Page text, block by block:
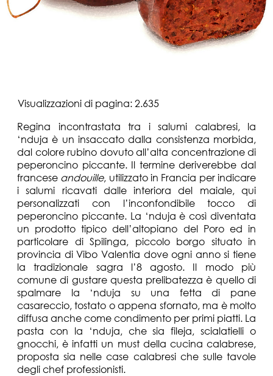
Visualizzazioni di pagina:2.635
Regina incontrastata tra i salumi calabresi, la
‘nduja è un insaccato dalla consistenza morbida,
dal colore rubino dovuto all’alta concentrazione di
peperoncino piccante. Il termine deriverebbe dal
francese andouille, utilizzato in Francia per indicare
i salumi ricavati dalle interiora del maiale, qui
personalizzati con l’inconfondibile tocco di
peperoncino piccante. La ‘nduja è così diventata
un prodotto tipico dell’altopiano del Poro ed in
particolare di Spilinga, piccolo borgo situato in
provincia di Vibo Valentia dove ogni anno si tiene
la tradizionale sagra l’8 agosto. Il modo più
comune di gustare questa prelibatezza è quello di
spalmare la ‘nduja su una fetta di pane
casareccio, tostato o appena sfornato, ma è molto
diffusa anche come condimento per primi piatti. La
pasta con la ‘nduja, che sia fileja, scialatielli o
gnocchi, è infatti un must della cucina calabrese,
proposta sia nelle case calabresi che sulle tavole
degli chef professionisti.